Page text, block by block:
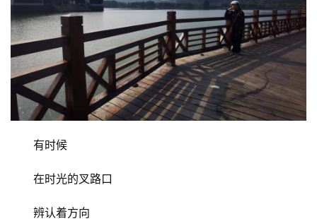
有时候
在时光的叉路口
辨认着方向